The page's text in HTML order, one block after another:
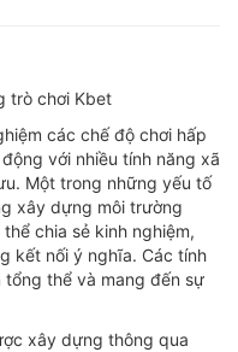
trò chơi Kbet
các chế độ chơi hấp
với nhiều tính năng xã
Một trong những yếu tố
xây dựng môi trường
chia sẻ kinh nghiệm,
kết nối ý nghĩa. Các tính
thể và mang đến sự
xây dựng thông qua